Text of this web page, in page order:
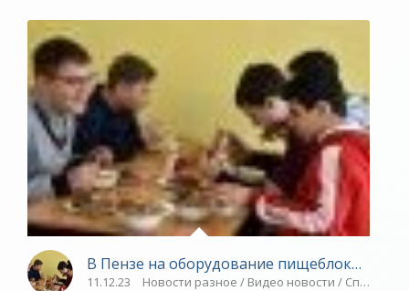
В Пензе на оборудование пищеблоков в
11.12.23 Новости разное / Видео новости / Спорт